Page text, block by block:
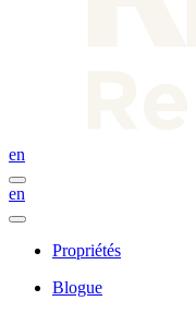
en
en
Propriétés
Blogue